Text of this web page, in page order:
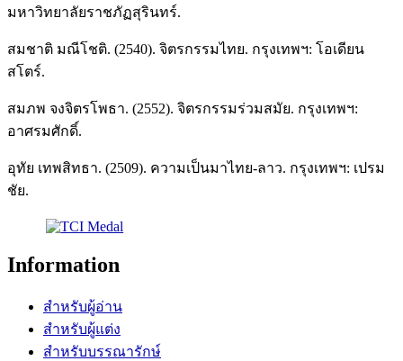
มหาวิทยาลัยราชภัฏสุรินทร์.
สมชาติ มณีโชติ. (2540). จิตรกรรมไทย. กรุงเทพฯ: โอเดียน
สโตร์.
สมภพ จงจิตรโพธา. (2552). จิตรกรรมร่วมสมัย. กรุงเทพฯ:
อาศรมศักดิ์.
อุทัย เทพสิทธา. (2509). ความเป็นมาไทย-ลาว. กรุงเทพฯ: เปรม
ชัย.
Information
สำหรับผู้อ่าน
สำหรับผู้แต่ง
สำหรับบรรณารักษ์